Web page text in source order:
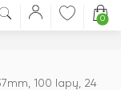
0
100 lapų, 24